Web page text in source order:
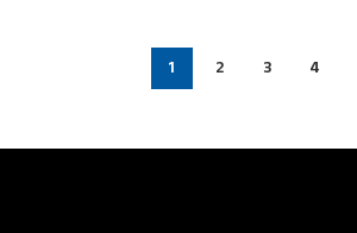
1 2 3 4